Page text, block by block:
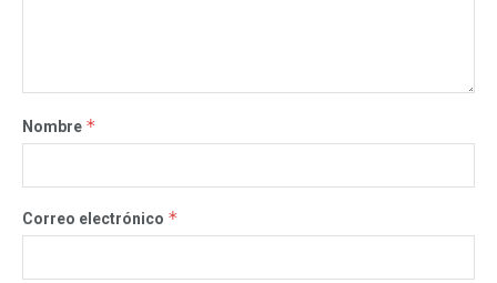
Nombre *
Correo electrónico *